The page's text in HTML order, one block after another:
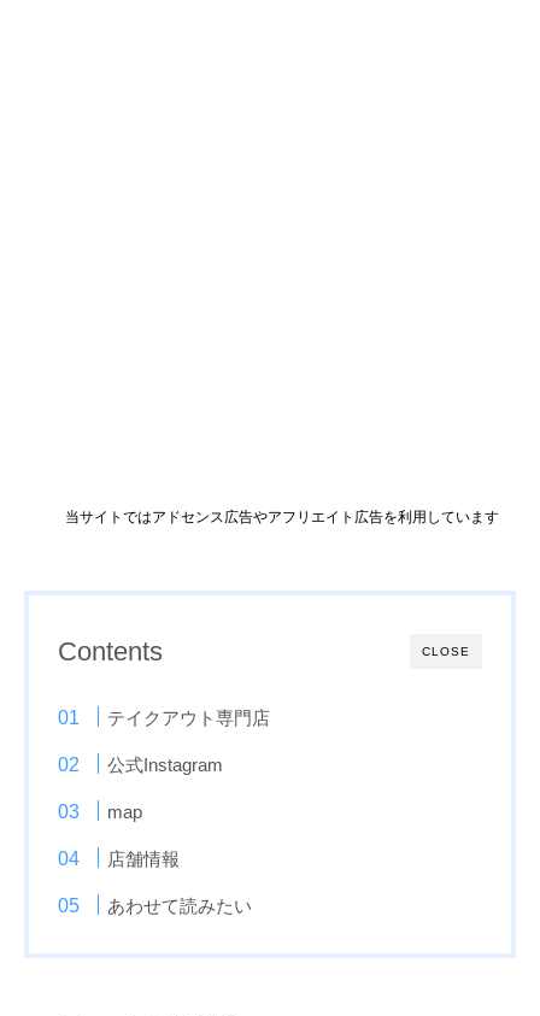
当サイトではアドセンス広告やアフリエイト広告を利用しています
CLOSE
Contents
テイクアウト専門店
公式Instagram
map
店舗情報
あわせて読みたい